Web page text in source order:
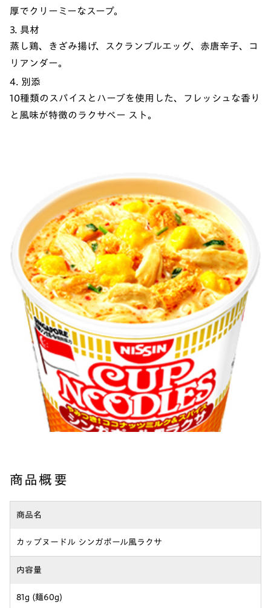
厚でクリーミーなスープ。
3. 具材
蒸し鶏、きざみ揚げ、スクランブルエッグ、赤唐辛子、コ
リアンダー。
4. 別添
10種類のスパイスとハーブを使用した、フレッシュな香り
と風味が特徴のラクサペー スト。
商品概要
商品名
カップヌードル シンガポール風ラクサ
内容量
81g (麺60g)